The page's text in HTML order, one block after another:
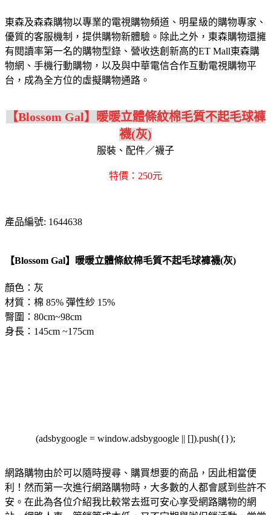
東森及森森購物以專業的電視購物頻道、明星級的購物專家、
優質的客服機制，提供購物新體驗。除此之外，東森購物還擁
有閱讀率第一名的購物型錄、營收迭創新高的ET Mall東森購
物網、手機行動購物，以及與中華電信合作互動電視購物平
台，成為全方位的虛擬購物通路。
【Blossom Gal】暖暖立體條紋棉毛質不起毛球褲
襪(灰)
服裝、配件／襪子
特價：250元
產品編號: 1644638
【Blossom Gal】暖暖立體條紋棉毛質不起毛球褲襪(灰)
顏色：灰
材質：棉 85% 彈性紗 15%
臀圍：80cm~98cm
身長：145cm ~175cm
(adsbygoogle = window.adsbygoogle || []).push({});
網路購物由於可以隨時搜尋、購買想要的商品，因此相當便
利！然而第一次進行網路購物時，大多數的人都會感到些許不
安。在此為各位介紹我比較常去逛可安心享受網路購物的網